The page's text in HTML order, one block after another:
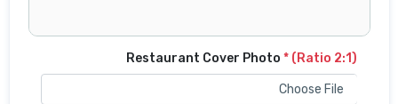
Restaurant Cover Photo